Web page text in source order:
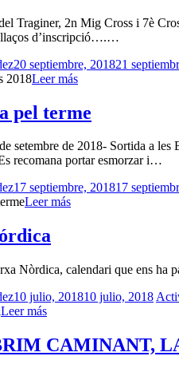
Traginer, 2n Mig Cross i 7è
d’inscripció….…
20 septiembre, 201821
2018Leer más
pel terme
setembre de 2018- Sortida a
recomana portar esmorzar i…
17 septiembre, 201817
Leer más
Nòrdica, calendari que ens ha
10 julio, 201810 julio, 2018
Leer más
CAMINANT,